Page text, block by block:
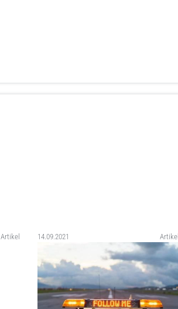
Artikel 14.09.2021 Artikel